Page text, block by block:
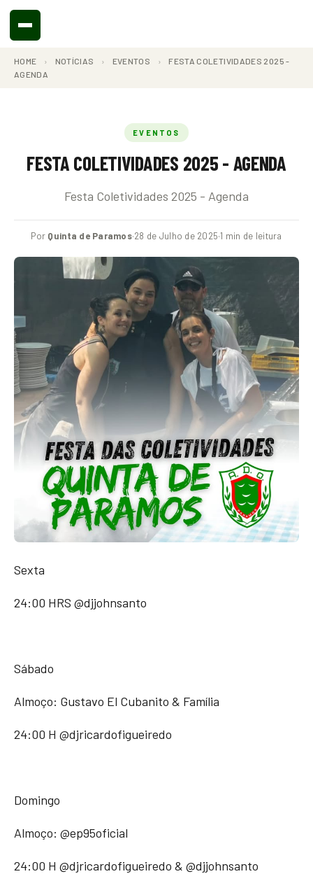
HOME › NOTÍCIAS › EVENTOS ›
FESTA COLETIVIDADES 2025 -
AGENDA
EVENTOS
FESTA COLETIVIDADES 2025 - AGENDA
Festa Coletividades 2025 - Agenda
Por Quinta de Paramos·28 de Julho de 2025·1 min de leitura
Sexta
24:00 HRS @djjohnsanto
Sábado
Almoço: Gustavo El Cubanito & Família
24:00 H @djricardofigueiredo
Domingo
Almoço: @ep95oficial
24:00 H @djricardofigueiredo & @djjohnsanto